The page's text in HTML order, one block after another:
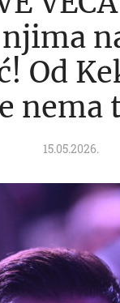
Od
nema
15.05.2026.